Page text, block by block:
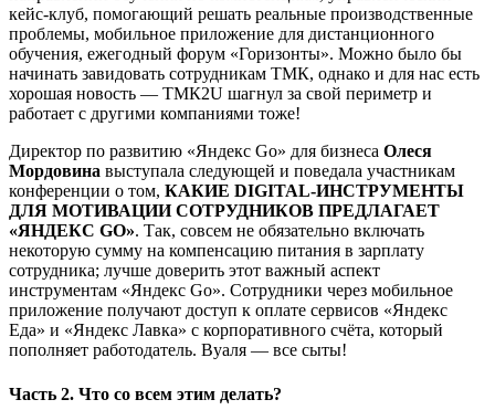
кейс-клуб, помогающий решать реальные производственные
проблемы, мобильное приложение для дистанционного
обучения, ежегодный форум «Горизонты». Можно было бы
начинать завидовать сотрудникам ТМК, однако и для нас есть
хорошая новость — ТМК2U шагнул за свой периметр и
работает с другими компаниями тоже!
Директор по развитию «Яндекс Go» для бизнеса Олеся
Мордовина выступала следующей и поведала участникам
конференции о том, КАКИЕ DIGITAL-ИНСТРУМЕНТЫ
ДЛЯ МОТИВАЦИИ СОТРУДНИКОВ ПРЕДЛАГАЕТ
«ЯНДЕКС GO». Так, совсем не обязательно включать
некоторую сумму на компенсацию питания в зарплату
сотрудника; лучше доверить этот важный аспект
инструментам «Яндекс Go». Сотрудники через мобильное
приложение получают доступ к оплате сервисов «Яндекс
Еда» и «Яндекс Лавка» с корпоративного счёта, который
пополняет работодатель. Вуаля — все сыты!
Часть 2. Что со всем этим делать?